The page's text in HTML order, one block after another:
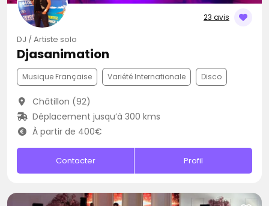
23 avis
DJ / Artiste solo
Djasanimation
Musique Française Variété Internationale Disco
Châtillon (92)
Déplacement jusqu’à 300 kms
À partir de 400€
Contacter Profil